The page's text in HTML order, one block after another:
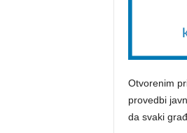
Otvorenim
provedbi
da svaki